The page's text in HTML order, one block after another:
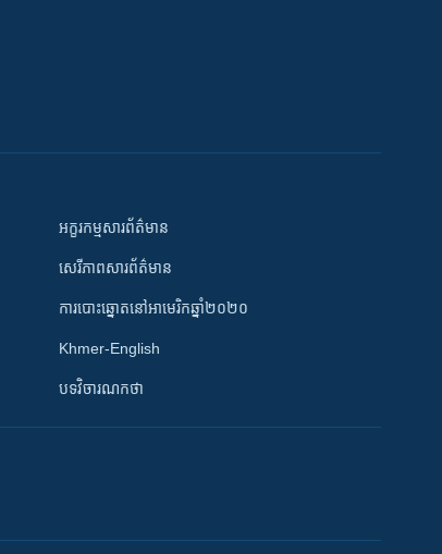
អក្ខរកម្មសារព័ត៌មាន
សេរីភាពសារព័ត៌មាន
ការបោះឆ្នោតនៅអាមេរិកឆ្នាំ២០២០
Khmer-English
បទវិចារណកថា